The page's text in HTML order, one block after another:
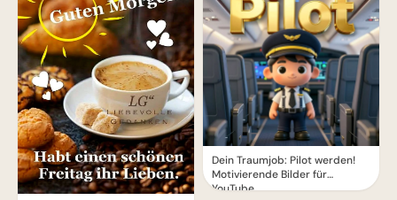
Dein Traumjob: Pilot werden!
Motivierende Bilder für
YouTube